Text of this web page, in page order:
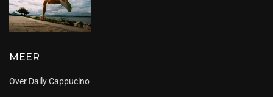
MEER
Over Daily Cappucino